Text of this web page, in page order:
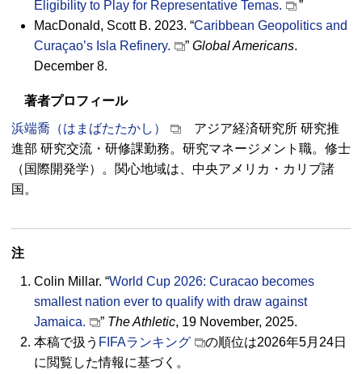
Eligibility to Play for Representative Temas.
”
MacDonald, Scott B. 2023. “Caribbean Geopolitics and
Curaçao’s Isla Refinery. ” Global Americans.
December 8.
著者プロフィール
浜端喬（はまばたたかし）
アジア経済研究所 研究推
進部 研究交流・研修課勤務。研究マネージメント職。修士
（国際開発学）。関心地域は、中央アメリカ・カリブ諸
国。
注
Colin Millar. “World Cup 2026: Curacao becomes
smallest nation ever to qualify with draw against
Jamaica.
” The Athletic, 19 November, 2025.
本稿で扱う FIFAランキング
の順位は2026年5月24日
に閲覧した情報に基づく。